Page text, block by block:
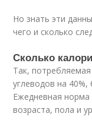
Но знать эти
чего и сколько
Сколько
Так,
углеводов на
Ежедневная норма
возраста, пола и